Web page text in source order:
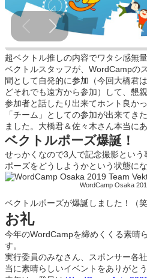
超ベクトル推しの内容でワタシ感無
ベクトルスタッフが、WordCampの
間として自発的に参加（今回大橋君
どそれでも遠方から参加）して、懇
参加者と話したり出来てホント良かっ
「チーム」としての参加が出来てき
ました。大橋君＆佐々木さん本当に
ベクトルポーズ爆誕！
せっかくなので3人で記念撮影とい
ポーズをどうしようかという状態に
WordCamp Osaka
ベクトルポーズが爆誕しました！（笑
お礼
今年のWordCampを締めくくる素晴
す。
実行委員のみなさん、スポンサー各
当に素晴らしいイベントをありがと